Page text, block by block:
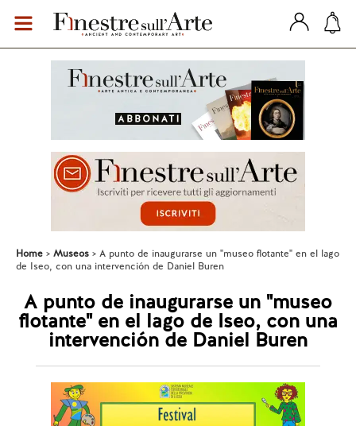
Home Museos
A punto de inaugurarse un "museo flotante" en el lago
de Iseo, con una intervención de Daniel Buren
A punto de inaugurarse un "museo
flotante" en el lago de Iseo, con una
intervención de Daniel Buren